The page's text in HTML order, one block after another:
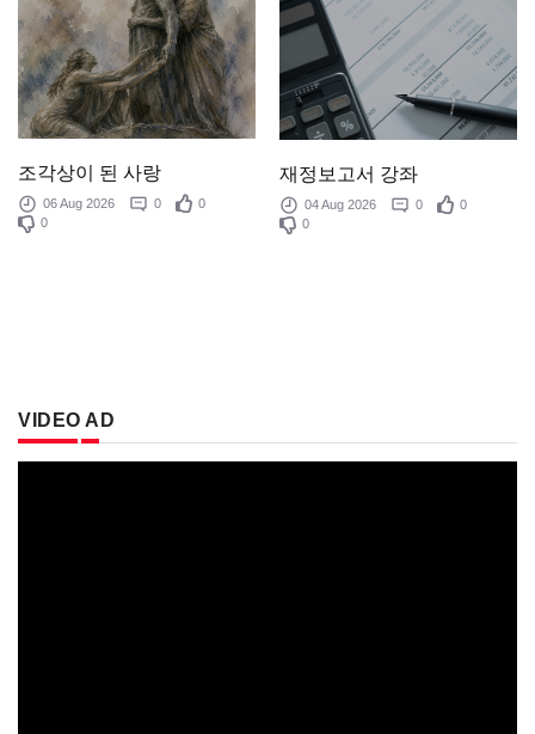
조각상이 된 사랑
06 Aug 2026 0
0
0
재정보고서 강좌
04 Aug 2026 0
0
0
VIDEO AD